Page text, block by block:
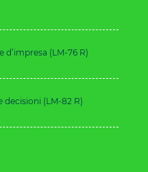
(LM-76 R)
(LM-82 R)